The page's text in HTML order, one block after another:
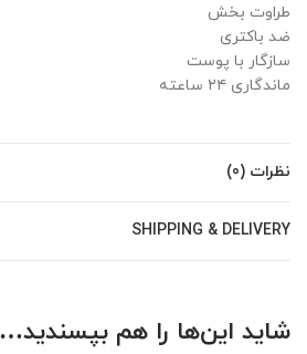
طراوت بخش
ضد باکتری
سازگار با پوست
ماندگاری ۲۴ ساعته
نظرات (0)
SHIPPING & DELIVERY
شاید این‌ها را هم بپسندید…